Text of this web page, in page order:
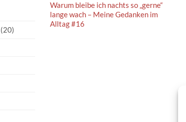
(20)
Warum bleibe ich nachts so „gerne“
lange wach – Meine Gedanken im
Alltag #16